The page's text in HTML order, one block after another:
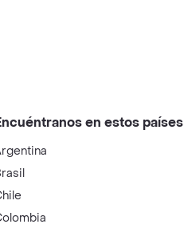
en estos países